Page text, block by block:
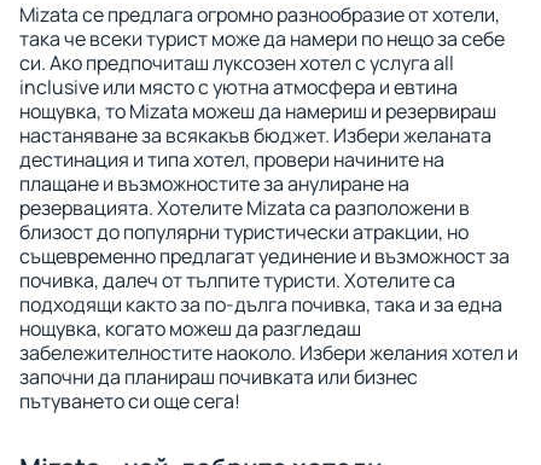
Mizata се предлага огромно разнообразие от хотели,
така че всеки турист може да намери по нещо за себе
си. Ако предпочиташ луксозен хотел с услуга all
inclusive или място с уютна атмосфера и евтина
нощувка, то Mizata можеш да намериш и резервираш
настаняване за всякакъв бюджет. Избери желаната
дестинация и типа хотел, провери начините на
плащане и възможностите за анулиране на
резервацията. Хотелите Mizata са разположени в
близост до популярни туристически атракции, но
същевременно предлагат уединение и възможност за
почивка, далеч от тълпите туристи. Хотелите са
подходящи както за по-дълга почивка, така и за една
нощувка, когато можеш да разгледаш
забележителностите наоколо. Избери желания хотел и
започни да планираш почивката или бизнес
пътуването си още сега!